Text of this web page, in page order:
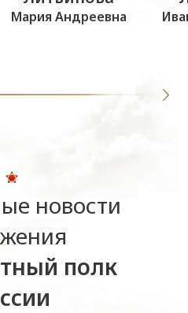
Мария Андреевна
новости
полк